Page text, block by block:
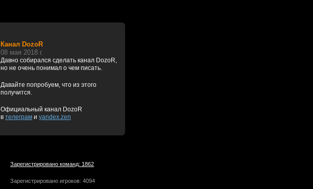
Канал DozoR
08 мая 2018 г.
Давно собирался сделать канал DozoR,
но не очень понимал о чем писать.
Давайте попробуем, что из этого
получится.
Официальный канал DozoR
в телеграм и yandex.zen
Зарегистрировано команд: 1862
Зарегистрировано игроков: 4094